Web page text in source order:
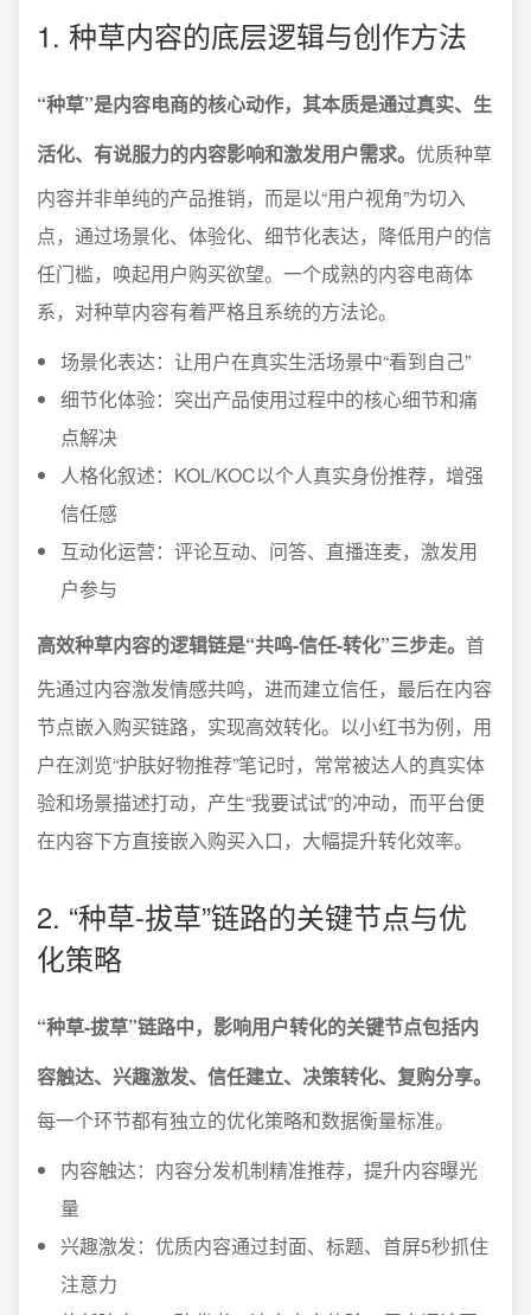
1. 种草内容的底层逻辑与创作方法
“种草”是内容电商的核心动作，其本质是通过真实、生
活化、有说服力的内容影响和激发用户需求。 优质种草
内容并非单纯的产品推销，而是以“用户视角”为切入
点，通过场景化、体验化、细节化表达，降低用户的信
任门槛，唤起用户购买欲望。一个成熟的内容电商体
系，对种草内容有着严格且系统的方法论。
场景化表达：让用户在真实生活场景中“看到自己”
细节化体验：突出产品使用过程中的核心细节和痛
点解决
人格化叙述：KOL/KOC以个人真实身份推荐，增强
信任感
互动化运营：评论互动、问答、直播连麦，激发用
户参与
高效种草内容的逻辑链是“共鸣-信任-转化”三步走。 首
先通过内容激发情感共鸣，进而建立信任，最后在内容
节点嵌入购买链路，实现高效转化。以小红书为例，用
户在浏览“护肤好物推荐”笔记时，常常被达人的真实体
验和场景描述打动，产生“我要试试”的冲动，而平台便
在内容下方直接嵌入购买入口，大幅提升转化效率。
2. “种草-拔草”链路的关键节点与优
化策略
“种草-拔草”链路中，影响用户转化的关键节点包括内
容触达、兴趣激发、信任建立、决策转化、复购分享。
每一个环节都有独立的优化策略和数据衡量标准。
内容触达：内容分发机制精准推荐，提升内容曝光
量
兴趣激发：优质内容通过封面、标题、首屏5秒抓住
注意力